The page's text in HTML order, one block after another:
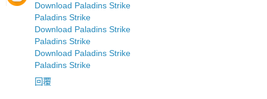
Download Paladins Strike
Paladins Strike
Download Paladins Strike
Paladins Strike
Download Paladins Strike
Paladins Strike
回覆